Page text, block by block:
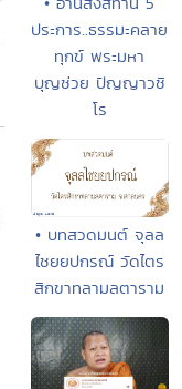
ประการ..ธรรมะคลาย
ทุกข์ พระมหา
บุญช่วย ปัญญาวชิ
โร
• บทสวดมนต์ จุลล
ไชยยปกรณ์ วัดไตร
สิกขาทลามลตาราม